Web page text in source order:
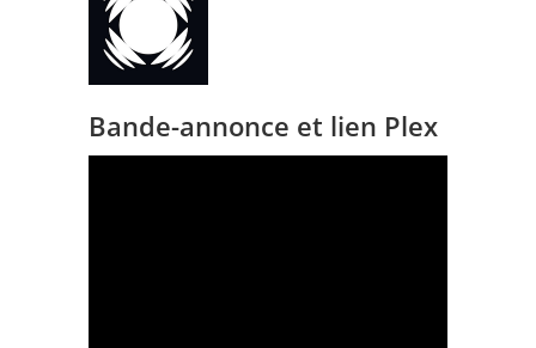
Bande-annonce et lien Plex